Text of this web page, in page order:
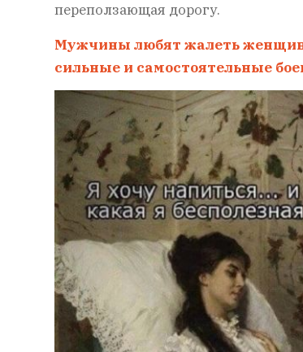
переползающая дорогу.
Мужчины любят жалеть женщин
сильные и самостоятельные